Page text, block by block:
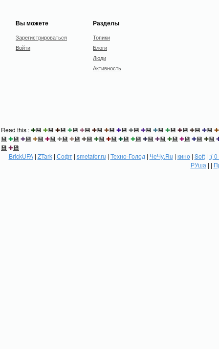
Вы можете
Зарегистрироваться
Войти
Разделы
Топики
Блоги
Люди
Активность
Read this :✚💾 ✚💾 ✚💾 ✚💾 ✚💾 ✚💾 ✚💾 ✚💾 ✚💾 ✚💾 ✚💾 ✚💾 ✚💾 ✚💾 ✚💾 ✚
💾 ✚💾 ✚💾 ✚💾 ✚💾 ✚💾 ✚💾 ✚💾 ✚💾 ✚💾 ✚💾 ✚💾 ✚💾 ✚💾 ✚💾 ✚💾 ✚💾 ✚💾
💾 ✚💾
BrickUFA| ZTark| Софт| smetafor.ru | Техно-Голод | ЧеЧу.Ru | кино| Soft| :(
РУша | |